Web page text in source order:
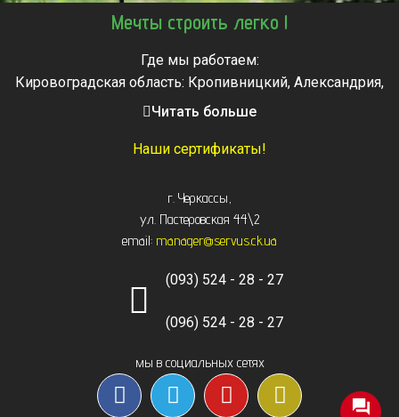
Мечты строить легко !
Где мы работаем:
Кировоградская область: Кропивницкий, Александрия,
Знаменка, Долинская, Новоархангельск, Светловодск
Звенигородка, Золотоноша, Каменка, Канев, Корсунь-
Монастырище, Смела, Тальное, Умань, Христиновка.
Черкассы, Чигирин, Чорнобай, Шпола
Читать больше
Наши сертификаты!
г. Черкассы
ул. Пастеровская 44\2
email: manager@servus.ck.ua
(093) 524 - 28 - 27
(096) 524 - 28 - 27
мы в социальных сетях